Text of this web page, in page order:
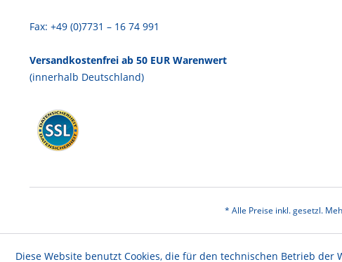
Fax: +49 (0)7731 – 16 74 991
Versandkostenfrei ab 50 EUR Warenwert
(innerhalb Deutschland)
* Alle Preise inkl. gesetzl.
Diese Website benutzt Cookies, die für den technischen Betrieb